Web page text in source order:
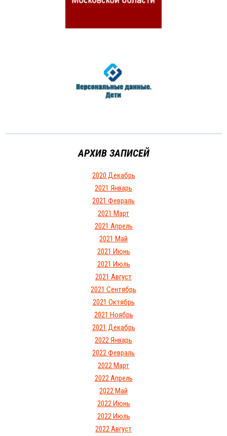
АРХИВ ЗАПИСЕЙ
2020 Декабрь
2021 Январь
2021 Февраль
2021 Март
2021 Апрель
2021 Май
2021 Июнь
2021 Июль
2021 Август
2021 Сентябрь
2021 Октябрь
2021 Ноябрь
2021 Декабрь
2022 Январь
2022 Февраль
2022 Март
2022 Апрель
2022 Май
2022 Июнь
2022 Июль
2022 Август